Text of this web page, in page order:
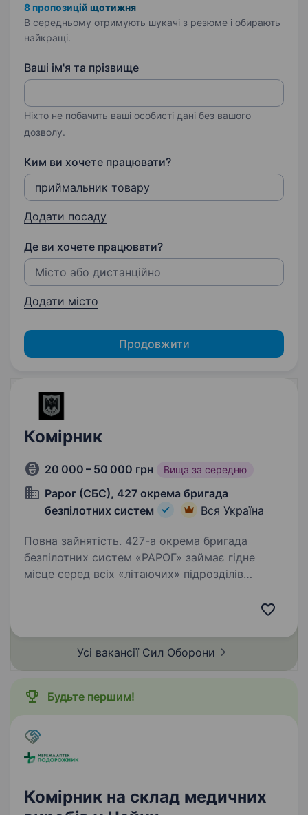
8 пропозицій щотижня
В середньому отримують шукачі з резюме і обирають
найкращі.
Ваші ім'я та прізвище
Ніхто не побачить ваші особисті дані без вашого
дозволу.
Ким ви хочете працювати?
Додати посаду
Де ви хочете працювати?
Додати місто
Продовжити
Комірник
20 000 – 50 000 грн Вища за середню
Рарог (СБС), 427 окрема бригада
безпілотних систем
Вся Україна
Повна зайнятість. 427-а окрема бригада
безпілотних систем «РАРОГ» займає гідне
місце серед всіх «літаючих» підрозділів
ворожої техніки та живої сили противника.
Усі вакансії Сил Оборони
Будьте першим!
Комірник на склад медичних